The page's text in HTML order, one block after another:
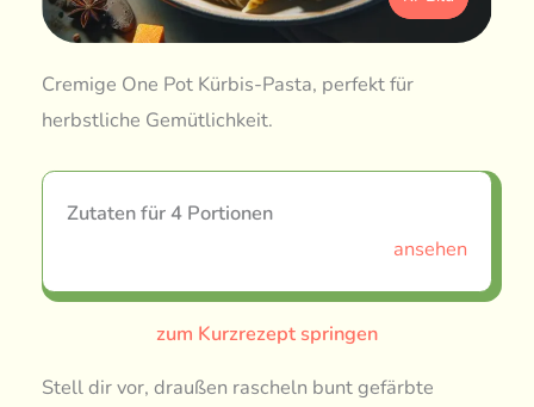
Cremige One Pot Kürbis-Pasta, perfekt für
herbstliche Gemütlichkeit.
Zutaten für 4 Portionen
ansehen
zum Kurzrezept springen
Stell dir vor, draußen rascheln bunt gefärbte